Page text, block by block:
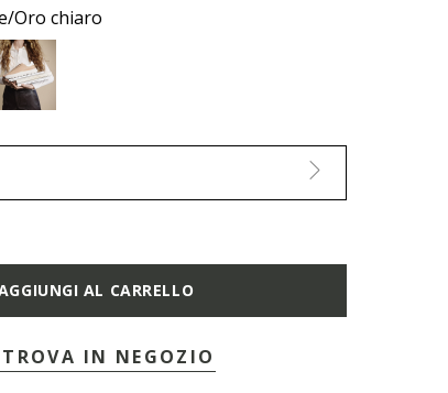
Oro chiaro
AL CARRELLO
TROVA IN NEGOZIO